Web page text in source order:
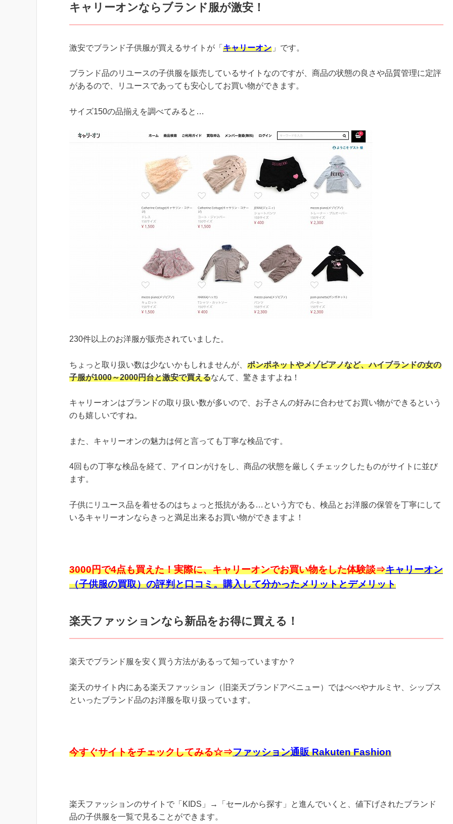
キャリーオンならブランド服が激安！
激安でブランド子供服が買えるサイトが「 キャリーオン 」です。
ブランド品のリユースの子供服を販売しているサイトなのですが、商品の状態の良さや品質管理に定評
があるので、リユースであっても安心してお買い物ができます。
サイズ150の品揃えを調べてみると…
230件以上のお洋服が販売されていました。
ちょっと取り扱い数は少ないかもしれませんが、 ポンポネットやメゾピアノなど、ハイブランドの女の
子服が1000～2000円台と激安で買えるなんて、驚きますよね！
キャリーオンはブランドの取り扱い数が多いので、お子さんの好みに合わせてお買い物ができるという
のも嬉しいですね。
また、キャリーオンの魅力は何と言っても丁寧な検品です。
4回もの丁寧な検品を経て、アイロンがけをし、商品の状態を厳しくチェックしたものがサイトに並び
ます。
子供にリユース品を着せるのはちょっと抵抗がある…という方でも、検品とお洋服の保管を丁寧にして
いるキャリーオンならきっと満足出来るお買い物ができますよ！
3000円で4点も買えた！実際に、キャリーオンでお買い物をした体験談⇒キャリーオン
（子供服の買取）の評判と口コミ。購入して分かったメリットとデメリット
楽天ファッションなら新品をお得に買える！
楽天でブランド服を安く買う方法があるって知っていますか？
楽天のサイト内にある楽天ファッション（旧楽天ブランドアベニュー）ではべべやナルミヤ、シップス
といったブランド品のお洋服を取り扱っています。
今すぐサイトをチェックしてみる☆⇒ファッション通販 Rakuten Fashion
楽天ファッションのサイトで「KIDS」→「セールから探す」と進んでいくと、値下げされたブランド
品の子供服を一覧で見ることができます。